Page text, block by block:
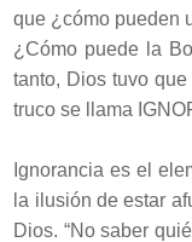
que ¿cómo pueden
¿Cómo puede la
tanto, Dios tuvo
truco se llama
Ignorancia es el
la ilusión de estar
Dios. “No saber